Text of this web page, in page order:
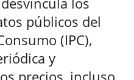
públicos del
(IPC),
y
precios, incluso